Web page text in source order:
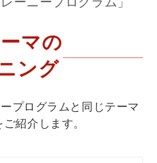
マの
ング
プログラムと同じテーマ
紹介します。